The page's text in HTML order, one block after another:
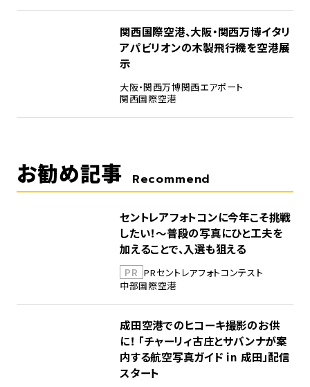
関西国際空港、大阪・関西万博イタリ
アパビリオンの木製飛行機を空港展
示
大阪・関西万博関西エアポート
関西国際空港
お勧め記事 Recommend
セントレアフォトコンに今年こそ挑戦
したい！～普段の写真にひと工夫を
加えることで、入選も狙える
PR PRセントレアフォトコンテスト
中部国際空港
成田空港でのヒコーキ撮影のお供
に！ 「チャーリィ古庄とサバンナが案
内する航空写真ガイド in 成田」配信
スタート